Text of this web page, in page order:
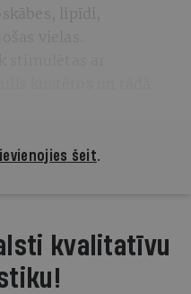
lipīdi,
šeit.
kvalitatīvu